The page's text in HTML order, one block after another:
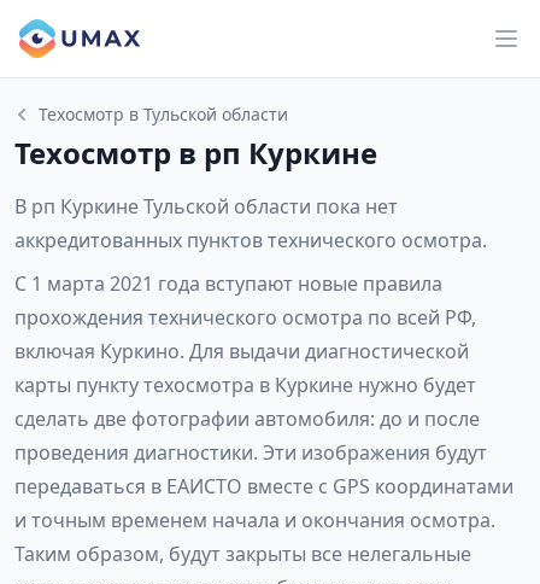
Техосмотр в Тульской области
Техосмотр в рп Куркине
В рп Куркине Тульской области пока нет
аккредитованных пунктов технического осмотра.
С 1 марта 2021 года вступают новые правила
прохождения технического осмотра по всей РФ,
включая Куркино. Для выдачи диагностической
карты пункту техосмотра в Куркине нужно будет
сделать две фотографии автомобиля: до и после
проведения диагностики. Эти изображения будут
передаваться в ЕАИСТО вместе с GPS координатами
и точным временем начала и окончания осмотра.
Таким образом, будут закрыты все нелегальные